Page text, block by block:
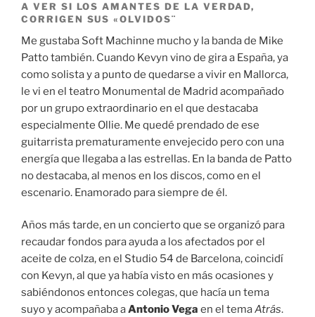
A VER SI LOS AMANTES DE LA VERDAD,
CORRIGEN SUS «OLVIDOS¨
Me gustaba Soft Machinne mucho y la banda de Mike
Patto también. Cuando Kevyn vino de gira a España, ya
como solista y a punto de quedarse a vivir en Mallorca,
le vi en el teatro Monumental de Madrid acompañado
por un grupo extraordinario en el que destacaba
especialmente Ollie. Me quedé prendado de ese
guitarrista prematuramente envejecido pero con una
energía que llegaba a las estrellas. En la banda de Patto
no destacaba, al menos en los discos, como en el
escenario. Enamorado para siempre de él.
Años más tarde, en un concierto que se organizó para
recaudar fondos para ayuda a los afectados por el
aceite de colza, en el Studio 54 de Barcelona, coincidí
con Kevyn, al que ya había visto en más ocasiones y
sabiéndonos entonces colegas, que hacía un tema
suyo y acompañaba aAntonio Vega en el temaAtrás.